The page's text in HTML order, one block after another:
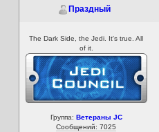
Праздный
The Dark Side, the Jedi. It's true. All
of it.
Группа: Ветераны JC
Сообщений: 7025